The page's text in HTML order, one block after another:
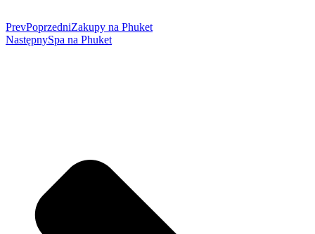
PrevPoprzedniZakupy na Phuket
NastępnySpa na Phuket